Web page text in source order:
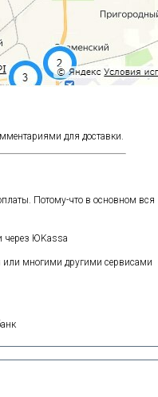
для доставки.
Потому-что в основном вся
через ЮKassa
или многими другими сервисами